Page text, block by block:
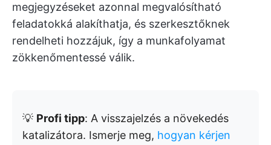
megjegyzéseket azonnal megvalósítható
feladatokká alakíthatja, és szerkesztőknek
rendelheti hozzájuk, így a munkafolyamat
zökkenőmentessé válik.
💡 Profi tipp: A visszajelzés a növekedés
katalizátora. Ismerje meg, hogyan kérjen